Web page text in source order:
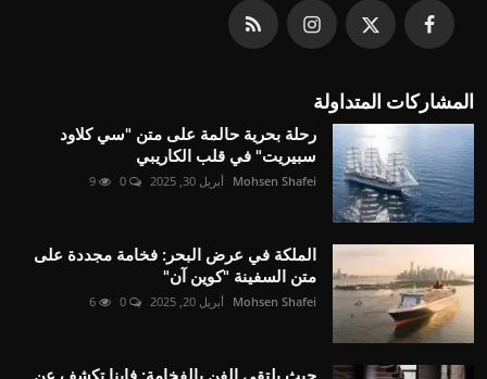
المشاركات المتداولة
رحلة بحرية حالمة على متن "سي كلاود
سبيريت" في قلب الكاريبي
Mohsen Shafei أبريل 30, 2025
الملكة في عرض البحر: فخامة مجددة على
متن السفينة "كوين آن"
Mohsen Shafei أبريل 20, 2025